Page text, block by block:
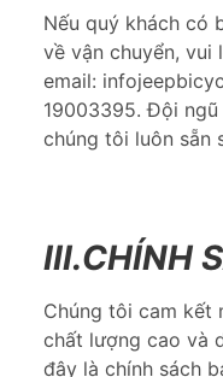
Nếu quý khách có
về vận chuyển, vui
email:
19003395. Đội
chúng tôi luôn sẵn
III.CHÍNH
Chúng tôi cam kết
chất lượng cao và
đây là chính sách